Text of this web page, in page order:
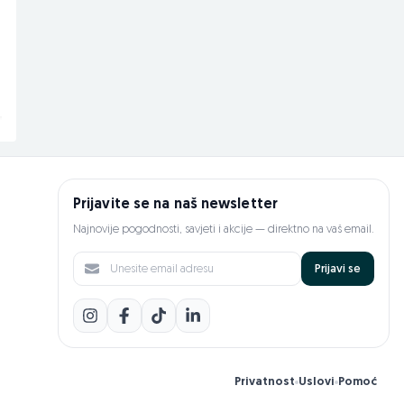
Prijavite se na naš newsletter
Najnovije pogodnosti, savjeti i akcije — direktno na vaš email.
Prijavi se
Privatnost Uslovi Pomoć